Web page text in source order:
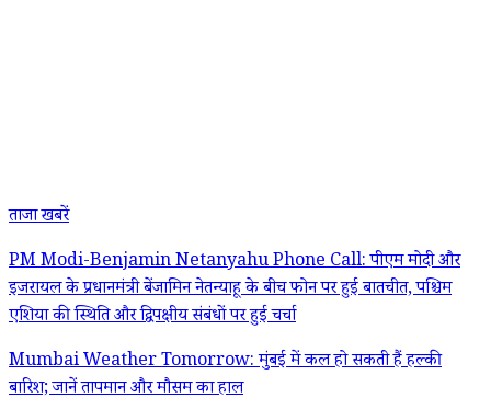
ताजा खबरें
PM Modi-Benjamin Netanyahu Phone Call: पीएम मोदी और
इजरायल के प्रधानमंत्री बेंजामिन नेतन्याहू के बीच फोन पर हुई बातचीत, पश्चिम
एशिया की स्थिति और द्विपक्षीय संबंधों पर हुई चर्चा
Mumbai Weather Tomorrow: मुंबई में कल हो सकती हैं हल्की
बारिश; जानें तापमान और मौसम का हाल